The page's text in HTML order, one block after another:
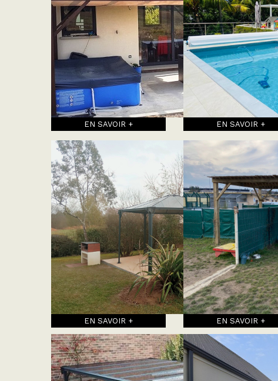
EN SAVOIR + EN SAVOIR +
EN SAVOIR + EN SAVOIR +